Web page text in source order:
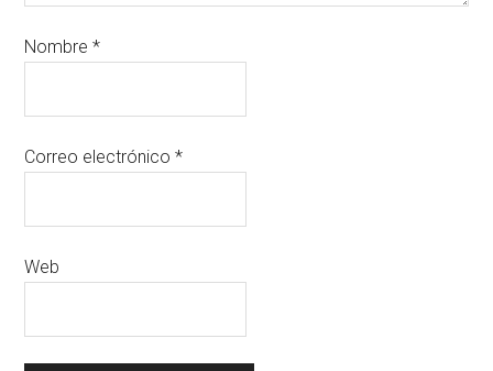
Nombre*
Correo electrónico*
Web